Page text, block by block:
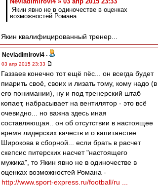
Якин явно не в одиночестве в оценках
возможностей Романа
Якин квалифицированный тренер...
Nevladimirovi4 -
03 апр 2015 23:33
Газзаев конечно тот ещё пёс... он всегда будет
пиарить своё, своих и лизать тому, кому надо (в
его понимании), ну и под тренерский штаб
копает, набрасывает на вентилятор - это всё
очевидно... но важна здесь иная
составляющая.. он об отсутствии в настоящее
время лидерских качеств и о капитанстве
Широкова в сборной... если брать в расчет
скепсис питерских насчет "настоящего
мужика", то Якин явно не в одиночестве в
оценках возможностей Романа -
http://www.sport-express.ru/football/ru ...